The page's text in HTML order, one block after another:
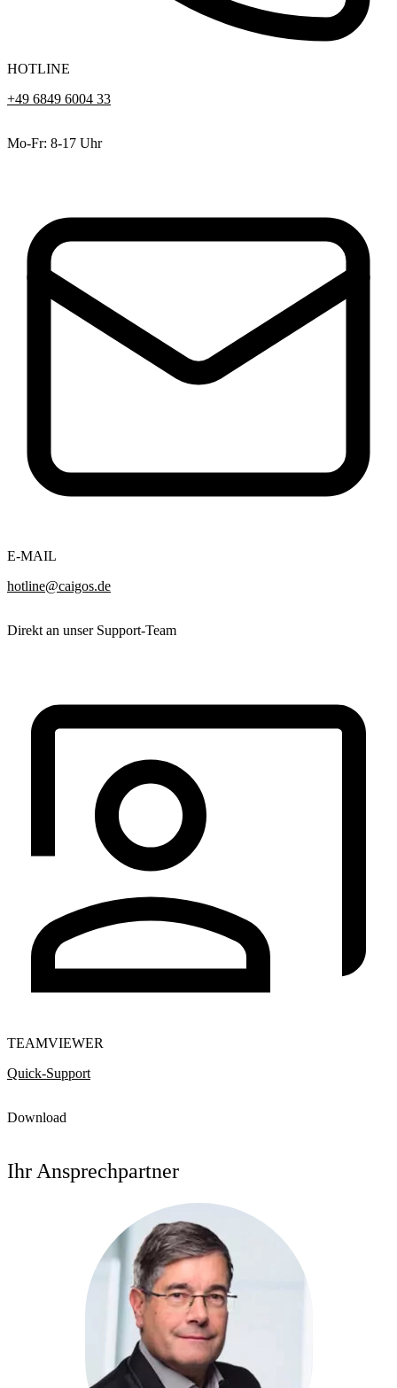
HOTLINE
+49 6849 6004 33
Mo-Fr: 8-17 Uhr
E-MAIL
hotline@caigos.de
Direkt an unser Support-Team
TEAMVIEWER
Quick-Support
Download
Ihr Ansprechpartner